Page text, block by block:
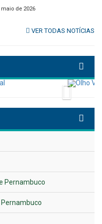
de 2026
VER TODAS NOTÍCIAS
Next
Pernambuco